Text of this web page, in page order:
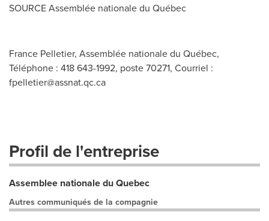
SOURCE Assemblée nationale du Québec
France Pelletier, Assemblée nationale du Québec,
Téléphone : 418 643-1992, poste 70271, Courriel :
fpelletier@assnat.qc.ca
Profil de l'entreprise
Assemblee nationale du Quebec
Autres communiqués de la compagnie